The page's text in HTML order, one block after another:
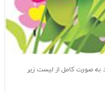
به صورت کامل از لیست زیر